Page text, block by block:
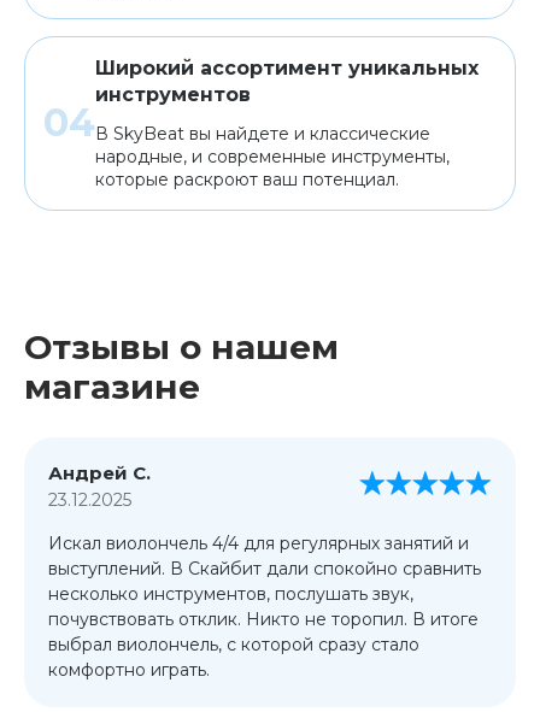
Широкий ассортимент уникальных
инструментов
В SkyBeat вы найдете и классические
народные, и современные инструменты,
которые раскроют ваш потенциал.
Отзывы о нашем
магазине
Андрей С.
23.12.2025
Искал виолончель 4/4 для регулярных занятий и
выступлений. В Скайбит дали спокойно сравнить
несколько инструментов, послушать звук,
почувствовать отклик. Никто не торопил. В итоге
выбрал виолончель, с которой сразу стало
комфортно играть.